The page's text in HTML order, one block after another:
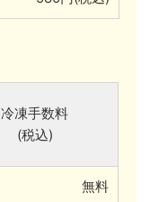
冷凍手数料
(税込)
無料